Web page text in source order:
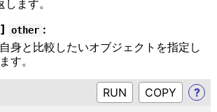
ます。
other :
自身と比較したいオブジェクトを指定し
ます。
RUN ?